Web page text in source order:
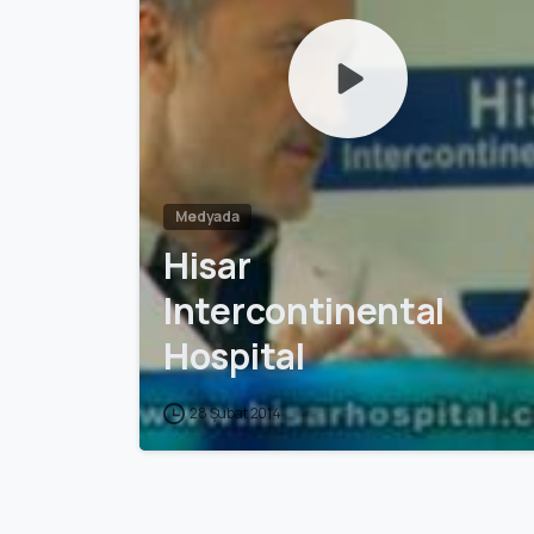
Medyada
Hisar
Intercontinental
Hospital
28 Şubat 2014